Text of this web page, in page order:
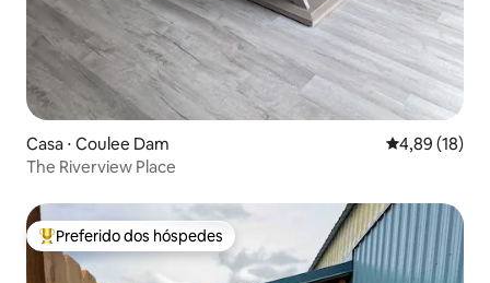
Casa ⋅ Coulee Dam 4,89 de uma
4,89 (18)
The Riverview Place
Entre os melhores preferidos dos hóspedes
Preferido dos hóspedes